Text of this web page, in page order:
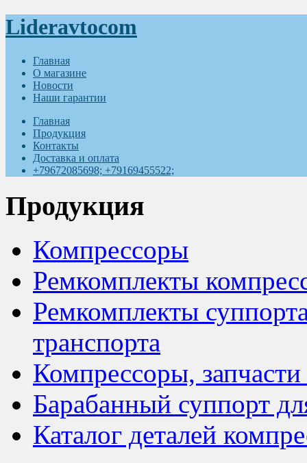
Lideravtocom
Главная
О магазине
Новости
Наши гарантии
Главная
Продукция
Контакты
Доставка и оплата
+79672085698; +79169455522;
Продукция
Компрессоры
Ремкомплекты
Ремкомплекты
транспорта
Компрессоры,
Барабанный суппорт
Каталог деталей